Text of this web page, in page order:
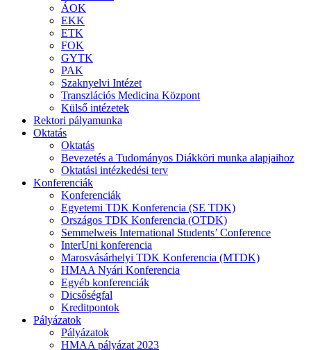
ÁOK
EKK
ETK
FOK
GYTK
PAK
Szaknyelvi Intézet
Transzlációs Medicina Központ
Külső intézetek
Rektori pályamunka
Oktatás
Oktatás
Bevezetés a Tudományos Diákköri munka alapjaihoz
Oktatási intézkedési terv
Konferenciák
Konferenciák
Egyetemi TDK Konferencia (SE TDK)
Országos TDK Konferencia (OTDK)
Semmelweis International Students’ Conference
InterUni konferencia
Marosvásárhelyi TDK Konferencia (MTDK)
HMAA Nyári Konferencia
Egyéb konferenciák
Dicsőségfal
Kreditpontok
Pályázatok
Pályázatok
HMAA pályázat 2023